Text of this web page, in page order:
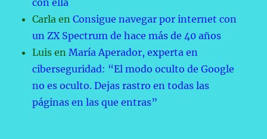
con ella
Carla enConsigue navegar por internet con
un ZX Spectrum de hace más de 40 años
Luis enMaría Aperador, experta en
ciberseguridad: “El modo oculto de Google
no es oculto. Dejas rastro en todas las
páginas en las que entras”